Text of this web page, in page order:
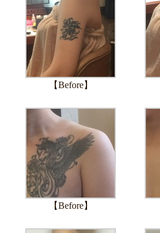
【Before】
【Before】